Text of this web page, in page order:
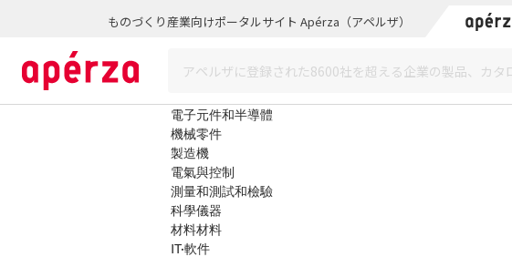
ものづくり産業向けポータルサイト Apérza（アペルザ）
電子元件和半導體
機械零件
製造機
電氣與控制
測量和測試和檢驗
科學儀器
材料材料
IT·軟件